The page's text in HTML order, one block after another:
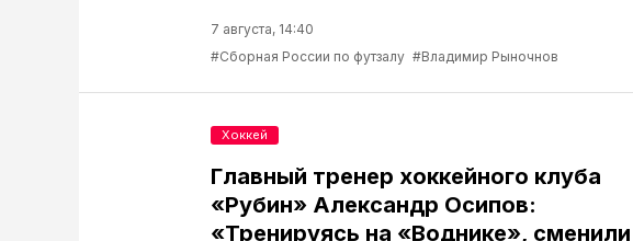
7 августа, 14:40
#Сборная России по футзалу #Владимир Рыночнов
Главный тренер хоккейного клуба
«Рубин» Александр Осипов:
«Тренируясь на «Воднике», сменили
Хоккей